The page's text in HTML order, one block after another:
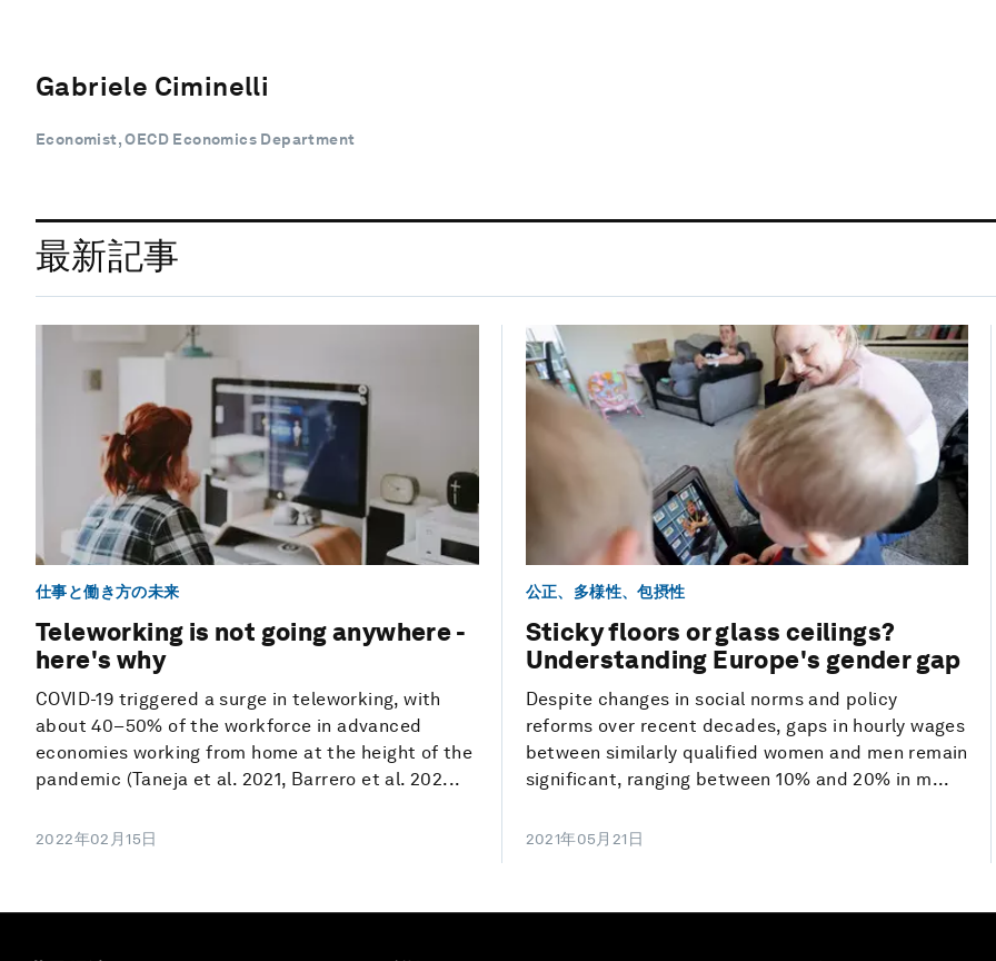
Gabriele Ciminelli
Economist, OECD Economics Department
最新記事
仕事と働き方の未来
Teleworking is not going anywhere -
here's why
COVID-19 triggered a surge in teleworking, with
about 40–50% of the workforce in advanced
economies working from home at the height of the
pandemic (Taneja et al. 2021, Barrero et al. 202...
2022年02月15日
公正、多様性、包摂性
Sticky floors or glass ceilings?
Understanding Europe's gender gap
Despite changes in social norms and policy
reforms over recent decades, gaps in hourly wages
between similarly qualified women and men remain
significant, ranging between 10% and 20% in m...
2021年05月21日